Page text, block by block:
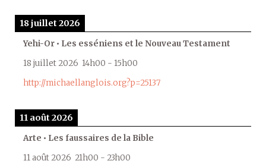
18 juillet 2026
Yehi-Or • Les esséniens et le Nouveau Testament
18 juillet 2026 14h00 - 15h00
http://michaellanglois.org?p=25137
11 août 2026
Arte • Les faussaires de la Bible
11 août 2026 21h00 - 23h00